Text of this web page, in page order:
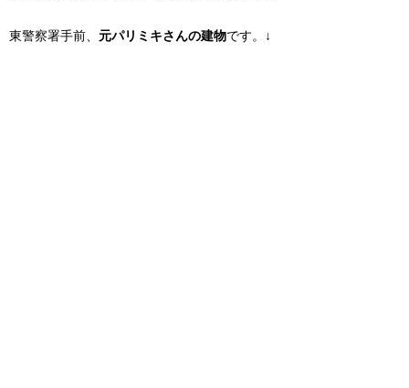
東警察署手前、 元パリミキさんの建物です。↓